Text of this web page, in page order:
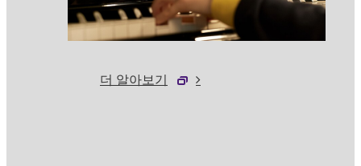
더 알아보기